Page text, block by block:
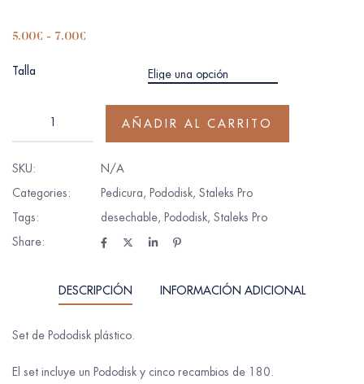
5.00€ - 7.00€
Talla
AÑADIR AL CARRITO
SKU:
N/A
Categories:
Pedicura, Pododisk, Staleks Pro
Tags:
desechable, Pododisk, Staleks Pro
Share:
DESCRIPCIÓN INFORMACIÓN ADICIONAL
Set de Pododisk plástico.
El set incluye un Pododisk y cinco recambios de 180.